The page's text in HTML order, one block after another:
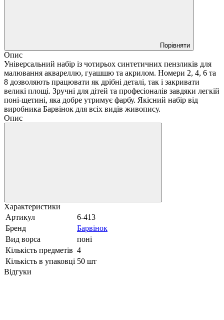
Порівняти
Опис
Універсальний набір із чотирьох синтетичних пензликів для
малювання аквареллю, гуашшю та акрилом. Номери 2, 4, 6 та
8 дозволяють працювати як дрібні деталі, так і закривати
великі площі. Зручні для дітей та професіоналів завдяки легкій
поні-щетині, яка добре утримує фарбу. Якісний набір від
виробника Барвінок для всіх видів живопису.
Опис
Характеристики
Артикул
6-413
Бренд
Барвінок
Вид ворса
поні
Кількість предметів 4
Кількість в упаковці 50 шт
Відгуки